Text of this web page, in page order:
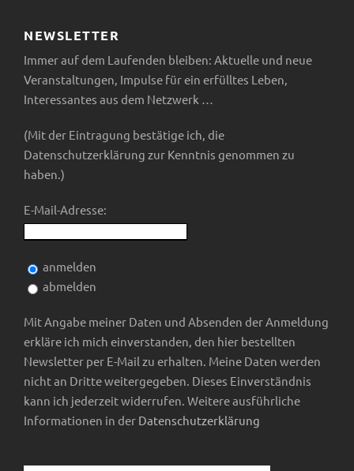
NEWSLETTER
Immer auf dem Laufenden bleiben: Aktuelle und neue
Veranstaltungen, Impulse für ein erfülltes Leben,
Interessantes aus dem Netzwerk …
(Mit der Eintragung bestätige ich, die
Datenschutzerklärung zur Kenntnis genommen zu
haben.)
E-Mail-Adresse:
anmelden
abmelden
Mit Angabe meiner Daten und Absenden der Anmeldung
erkläre ich mich einverstanden, den hier bestellten
Newsletter per E-Mail zu erhalten. Meine Daten werden
nicht an Dritte weitergegeben. Dieses Einverständnis
kann ich jederzeit widerrufen. Weitere ausführliche
Informationen in der Datenschutzerklärung